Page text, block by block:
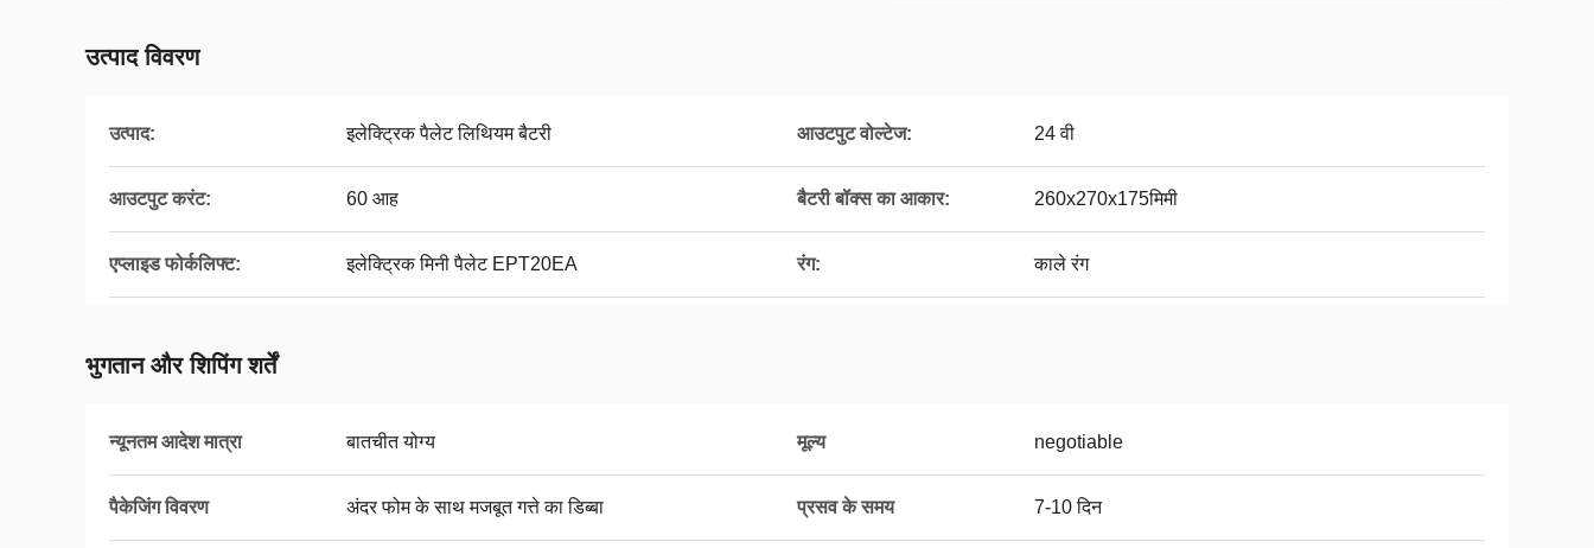
उत्पाद विवरण
उत्पाद: इलेक्ट्रिक पैलेट लिथियम बैटरी आउटपुट वोल्टेज: 24 वी
आउटपुट करंट: 60 आह बैटरी बॉक्स का आकार: 260x270x175मिमी
एप्लाइड फोर्कलिफ्ट: इलेक्ट्रिक मिनी पैलेट EPT20EA रंग: काले रंग
भुगतान और शिपिंग शर्तें
न्यूनतम आदेश मात्रा बातचीत योग्य मूल्य negotiable
पैकेजिंग विवरण अंदर फोम के साथ मजबूत गत्ते का डिब्बा प्रसव के समय 7-10 दिन